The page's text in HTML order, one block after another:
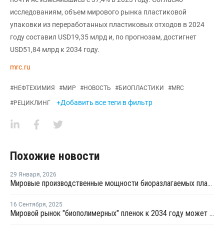
исследованиям, объем мирового рынка пластиковой
упаковки из переработанных пластиковых отходов в 2024
году составил USD19,35 млрд и, по прогнозам, достигнет
USD51,84 млрд к 2034 году.
mrc.ru
#НЕФТЕХИМИЯ #МИР #НОВОСТЬ #БИОПЛАСТИКИ #MRC
#РЕЦИКЛИНГ +Добавить все теги в фильтр
Похожие новости
29 Января, 2026
Мировые производственные мощности биоразлагаемых пластиков в 2025 году достигли 1,1 млн тонн
16 Сентября, 2025
Мировой рынок "биополимерных" пленок к 2034 году может вырасти до USD7 млрд